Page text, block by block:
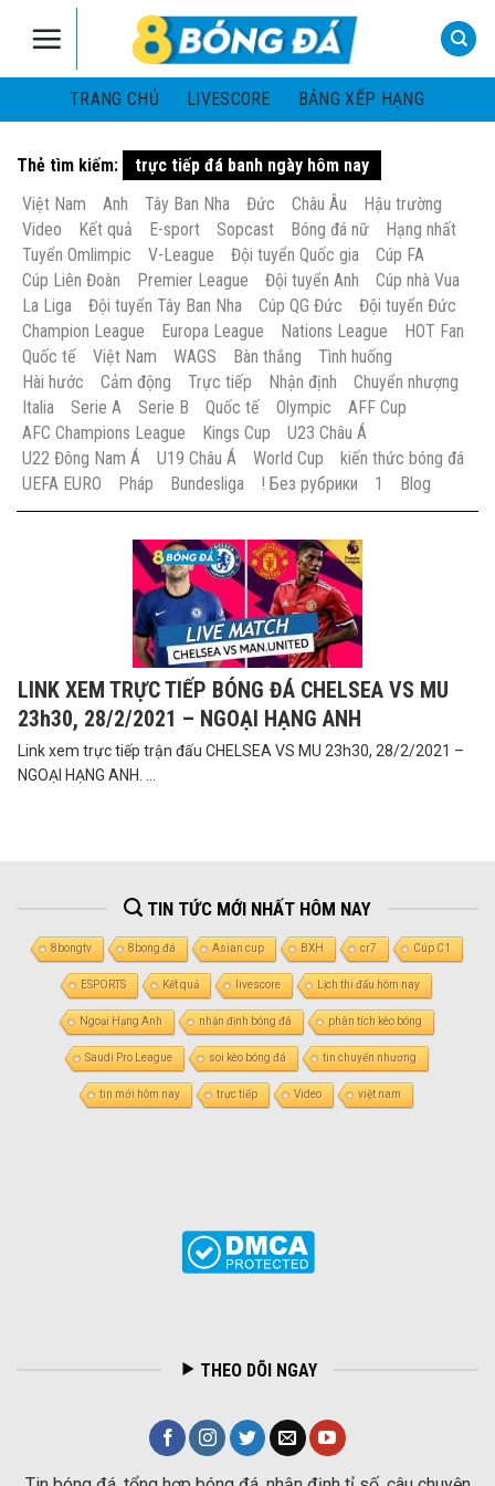
TRANG CHỦ
LIVESCORE BẢNG XẾP HẠNG
Thẻ tìm kiếm:
trực tiếp đá banh ngày hôm nay
Việt Nam
Anh Tây Ban Nha Đức Châu Âu
Hậu trường
Video
Kết quả E-sport Sopcast Bóng đá nữ
Hạng nhất
Tuyển Omlimpic
V-League Đội tuyển Quốc gia
Cúp FA
Cúp Liên Đoàn
Premier League Đội tuyển Anh
Cúp nhà Vua
La Liga
Đội tuyển Tây Ban Nha Cúp QG Đức
Đội tuyển Đức
Champion League
Europa League Nations League
HOT Fan
Quốc tế
Việt Nam WAGS Bàn thắng
Tình huống
Hài hước
Cảm động Trực tiếp Nhận định
Chuyển nhượng
Italia
Serie A Serie B Quốc tế Olympic
AFF Cup
AFC Champions League
Kings Cup
U23 Châu Á
U22 Đông Nam Á
U19 Châu Á World Cup
kiến thức bóng đá
UEFA EURO
Pháp Bundesliga ! Без рубрики 1 Blog
LINK XEM TRỰC TIẾP BÓNG ĐÁ CHELSEA VS MU
23h30, 28/2/2021 – NGOẠI HẠNG ANH
Link xem trực tiếp trận đấu CHELSEA VS MU 23h30, 28/2/2021 –
NGOẠI HẠNG ANH. ...
TIN TỨC MỚI NHẤT HÔM NAY
8bongtv 8bong đá Asian cup BXH cr7 Cúp C1
ESPORTS Kết quả livescore Lịch thi đấu hôm nay
Ngoại Hạng Anh nhận định bóng đá phân tích kèo bóng
Saudi Pro League soi kèo bóng đá tin chuyển nhượng
tin mới hôm nay trực tiếp Video việt nam
THEO DÕI NGAY